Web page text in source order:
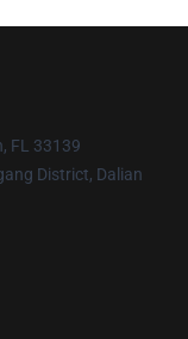
FL 33139
District, Dalian